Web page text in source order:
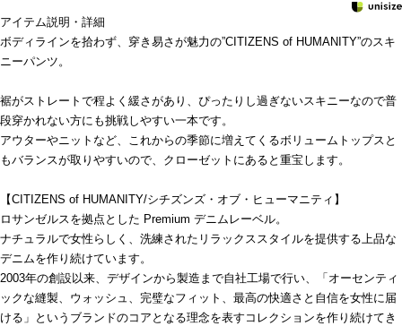
アイテム説明・詳細
ボディラインを拾わず、穿き易さが魅力の”CITIZENS of HUMANITY”のスキ
ニーパンツ。
裾がストレートで程よく緩さがあり、ぴったりし過ぎないスキニーなので普
段穿かれない方にも挑戦しやすい一本です。
アウターやニットなど、これからの季節に増えてくるボリュームトップスと
もバランスが取りやすいので、クローゼットにあると重宝します。
【CITIZENS of HUMANITY/シチズンズ・オブ・ヒューマニティ】
ロサンゼルスを拠点とした Premium デニムレーベル。
ナチュラルで女性らしく、洗練されたリラックススタイルを提供する上品な
デニムを作り続けています。
2003年の創設以来、デザインから製造まで自社工場で行い、「オーセンティ
ックな縫製、ウォッシュ、完璧なフィット、最高の快適さと自信を女性に届
ける」というブランドのコアとなる理念を表すコレクションを作り続けてき